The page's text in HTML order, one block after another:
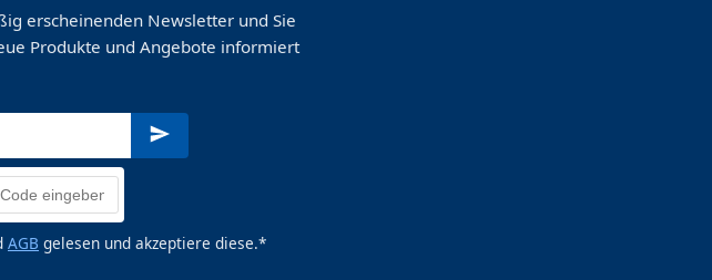
erscheinenden Newsletter und Sie
Produkte und Angebote informiert
AGB gelesen und akzeptiere diese.*